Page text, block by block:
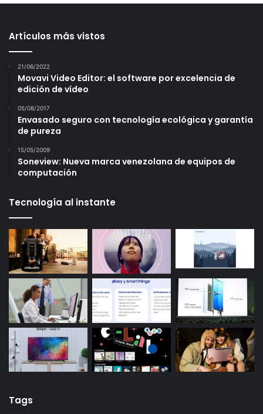
Artículos más vistos
21/06/2022
Movavi Video Editor: el software por excelencia de
edición de vídeo
05/08/2017
Envasado seguro con tecnología ecológica y garantía
de pureza
15/05/2009
Soneview: Nueva marca venezolana de equipos de
computación
Tecnología al instante
Tags